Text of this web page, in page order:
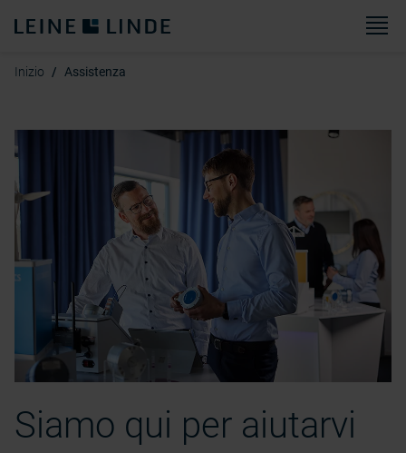
Inizio Assistenza
Siamo qui per aiutarvi